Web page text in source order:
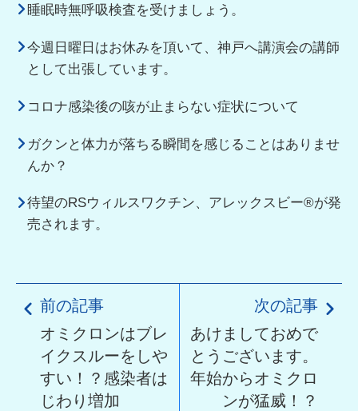
睡眠時無呼吸検査を受けましょう。
今週日曜日はお休みを頂いて、神戸へ講演会の講師
として出張しています。
コロナ感染後の咳が止まらない症状について
ガクンと体力が落ちる瞬間を感じることはありませ
んか？
待望のRSウィルスワクチン、アレックスビー®︎が発
売されます。
前の記事
オミクロンはブレ
イクスルーをしや
すい！？感染者は
じわり増加
次の記事
あけましておめで
とうございます。
年始からオミクロ
ンが猛威！？